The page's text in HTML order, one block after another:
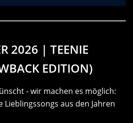
2026 | TEENIE
EDITION)
- wir machen es möglich:
Lieblingssongs aus den Jahren